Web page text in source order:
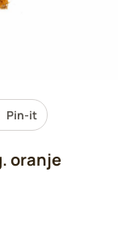
Pin-it
oranje